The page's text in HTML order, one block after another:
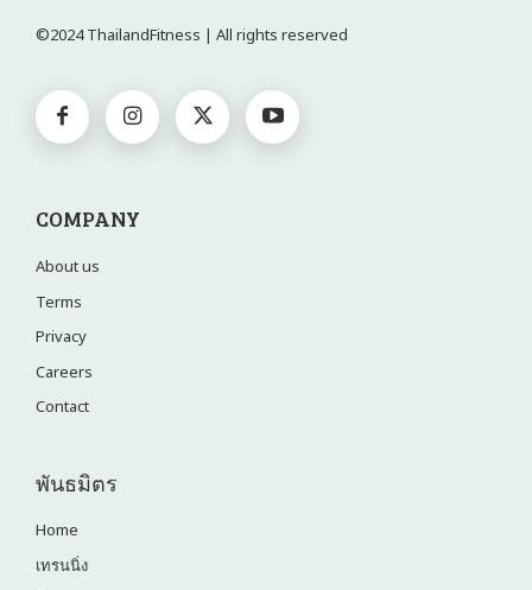
©2024 ThailandFitness | All rights reserved
COMPANY
About us
Terms
Privacy
Careers
Contact
พันธมิตร
Home
เทรนนิ่ง